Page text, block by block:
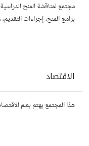
مجتمع لمناقشة المنح
برامج المنح، إجراءات
الاقتصاد
هذا المجتمع يهتم بعلم